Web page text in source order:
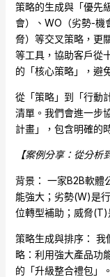
策略的生成與「優先
會）、WO（劣勢-機
脅）等交叉策略，更
等工具，協助客戶從
的「核心策略」，避
從「策略」到「行動
清單。我們會進一步
計畫」，包含明確的
【案例分享：從分析
背景： 一家B2B軟體
能強大；劣勢(W)是
位轉型補助；威脅(T)
策略生成與排序：
略：利用強大產品功
的「升級整合禮包」